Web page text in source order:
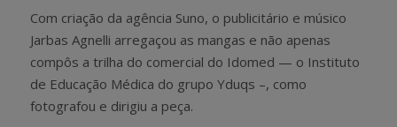
Com criação da agência Suno, o publicitário e músico
Jarbas Agnelli arregaçou as mangas e não apenas
compôs a trilha do comercial do Idomed — o Instituto
de Educação Médica do grupo Yduqs –, como
fotografou e dirigiu a peça.